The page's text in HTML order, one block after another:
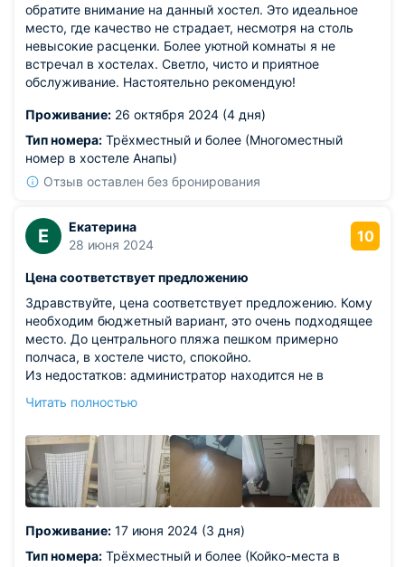
обратите внимание на данный хостел. Это идеальное
место, где качество не страдает, несмотря на столь
невысокие расценки. Более уютной комнаты я не
встречал в хостелах. Светло, чисто и приятное
обслуживание. Настоятельно рекомендую!
Проживание: 26 октября 2024 (4 дня)
Тип номера: Трёхместный и более (Многоместный
номер в хостеле Анапы)
Отзыв оставлен без бронирования
Е
Екатерина
28 июня 2024
10
Цена соответствует предложению
Здравствуйте, цена соответствует предложению. Кому
необходим бюджетный вариант, это очень подходящее
место. До центрального пляжа пешком примерно
полчаса, в хостеле чисто, спокойно.
Из недостатков: администратор находится не в
лучше позвоните хотя бы за полчаса и уточните детали
Читать полностью
Проживание: 17 июня 2024 (3 дня)
Тип номера: Трёхместный и более (Койко-места в